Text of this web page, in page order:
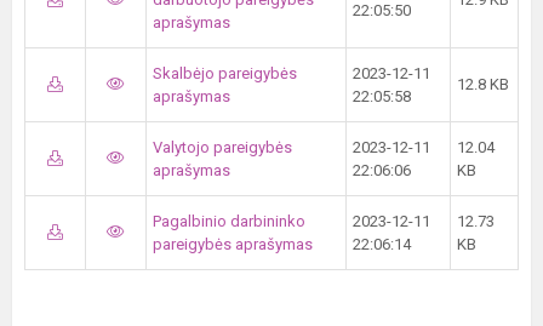
aprašymas
22:05:50
Skalbėjo pareigybės
aprašymas
2023-12-11
22:05:58
12.8 KB
Valytojo pareigybės
aprašymas
2023-12-11
22:06:06
12.04
KB
Pagalbinio darbininko
pareigybės aprašymas
2023-12-11
22:06:14
12.73
KB